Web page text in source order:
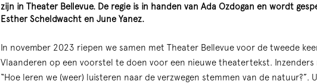
zijn in Theater Bellevue. De regie is in handen van Ada Ozdogan en wordt
Esther Scheldwacht en June Yanez.
In november 2023 riepen we samen met Theater Bellevue voor de tweede
Vlaanderen op een voorstel te doen voor een nieuwe theatertekst.
“Hoe leren we (weer) luisteren naar de verzwegen stemmen van de natuur?”.